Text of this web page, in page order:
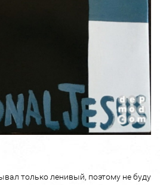
только ленивый, поэтому не буду